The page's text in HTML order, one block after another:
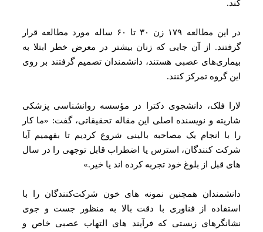
در این مطالعه ۱۷۹ زن ۳۰ تا ۶۰ ساله مورد مطالعه قرار
از آن جایی که زنان بیشتر در معرض خطر ابتلا به
عصبی هستند، دانشمندان تصمیم گرفتند بر روی
گروه تمرکز کنند.
فلک، دانشجوی دکترا در مؤسسه روانشناسی پزشکی
و نویسنده اصلی این مقاله تحقیقاتی، گفت: «ما کار
با انجام یک مصاحبه بالینی شروع کردیم تا بفهمیم آیا
کنندگان، استرس یا اضطراب قابل توجهی را در سال‌
قبل از بلوغ خود تجربه کرده‌ اند یا خیر.»
همچنین نمونه‌ های خون شرکت‌کنندگان را با
از فناوری با دقت بالا به منظور جست‌ و جوی
زیستی که فرآیند های التهاب عصبی خاص و